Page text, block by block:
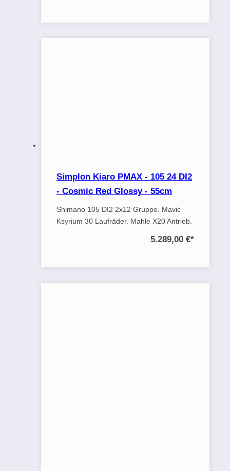
Simplon Kiaro PMAX - 105 24 DI2
- Cosmic Red Glossy - 55cm
Shimano 105 DI2 2x12 Gruppe. Mavic
Ksyrium 30 Laufräder. Mahle X20 Antrieb.
5.289,00 €*